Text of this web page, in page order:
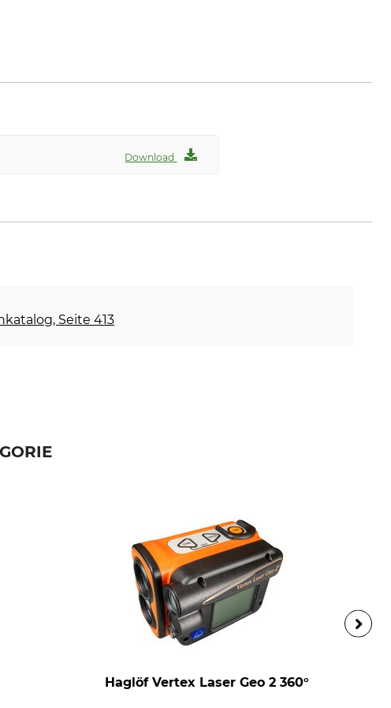
Download
Seite 413
Haglöf Vertex Laser Geo 2 360°